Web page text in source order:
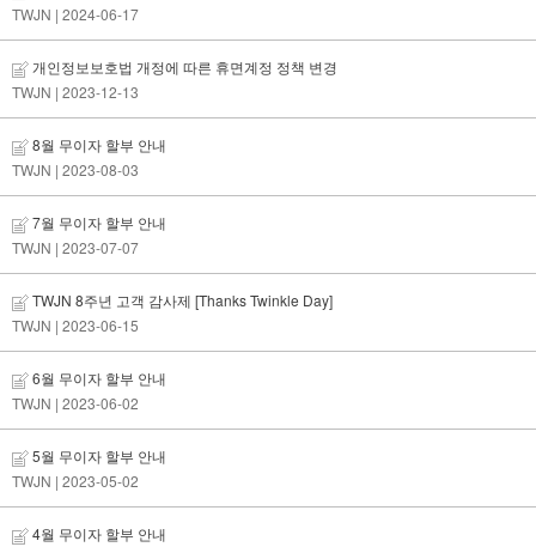
TWJN | 2024-06-17
개인정보보호법 개정에 따른 휴면계정 정책 변경
TWJN | 2023-12-13
8월 무이자 할부 안내
TWJN | 2023-08-03
7월 무이자 할부 안내
TWJN | 2023-07-07
TWJN 8주년 고객 감사제 [Thanks Twinkle Day]
TWJN | 2023-06-15
6월 무이자 할부 안내
TWJN | 2023-06-02
5월 무이자 할부 안내
TWJN | 2023-05-02
4월 무이자 할부 안내